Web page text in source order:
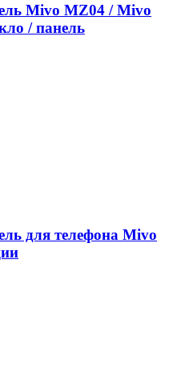
Mivo MZ04 / Mivo
/ панель
для телефона Mivo